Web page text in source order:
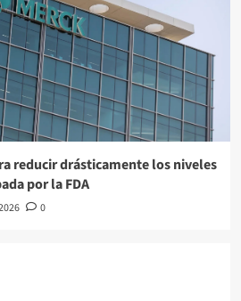
reducir drásticamente los niveles
por la FDA
0